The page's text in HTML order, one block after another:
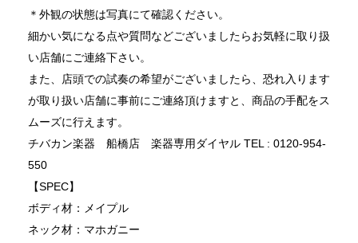
＊外観の状態は写真にて確認ください。
細かい気になる点や質問などございましたらお気軽に取り扱
い店舗にご連絡下さい。
また、店頭での試奏の希望がございましたら、恐れ入ります
が取り扱い店舗に事前にご連絡頂けますと、商品の手配をス
ムーズに行えます。
チバカン楽器 船橋店 楽器専用ダイヤル TEL : 0120-954-
550
【SPEC】
ボディ材：メイプル
ネック材：マホガニー